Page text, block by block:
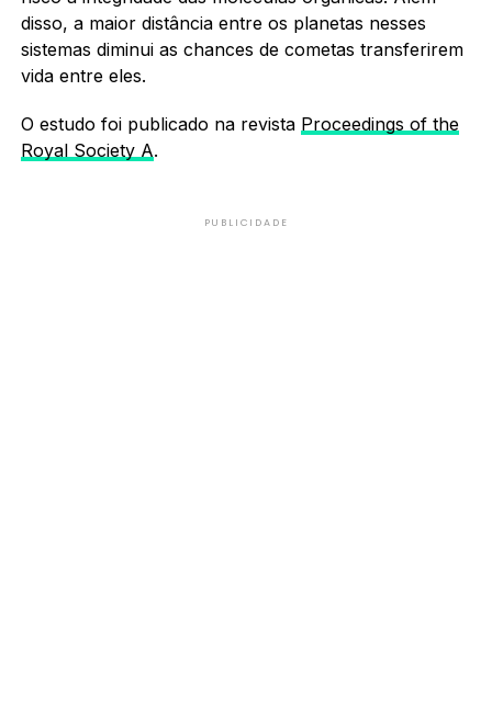
disso, a maior distância entre os planetas nesses
sistemas diminui as chances de cometas transferirem
vida entre eles.
O estudo foi publicado na revista Proceedings of the
Royal Society A.
PUBLICIDADE